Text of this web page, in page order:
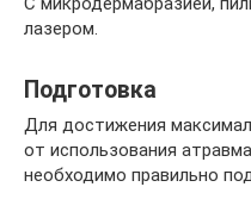
лазером.
Подготовка
Для достижения
от использования
необходимо правильно